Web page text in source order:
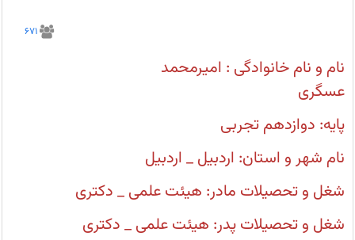
در
آزمون‌های
کانون،
شناسایی
ضعف
و
تمرین
و
سازی
دقیق
کنکور
671
نام و نام خانوادگی : امیرمحمد
عسگری
پایه: دوازدهم تجربی
نام شهر و استان: اردبیل _ اردبیل
شغل و تحصیلات مادر: هیئت علمی _ دکتری
شغل و تحصیلات پدر: هیئت علمی _ دکتری